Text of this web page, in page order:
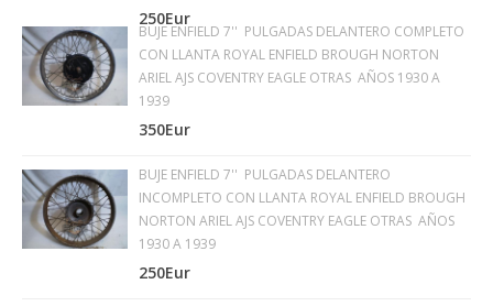
250Eur
BUJE ENFIELD 7'' PULGADAS DELANTERO COMPLETO
CON LLANTA ROYAL ENFIELD BROUGH NORTON
ARIEL AJS COVENTRY EAGLE OTRAS AÑOS 1930 A
1939
350Eur
BUJE ENFIELD 7'' PULGADAS DELANTERO
INCOMPLETO CON LLANTA ROYAL ENFIELD BROUGH
NORTON ARIEL AJS COVENTRY EAGLE OTRAS AÑOS
1930 A 1939
250Eur